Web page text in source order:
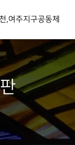
,여주지구공동체
이천소속본당
성지
시설 및 기관
교육기관
수도회
교우와 거래해요
주지구공동체게시판